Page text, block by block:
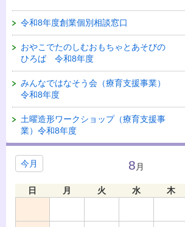
令和8年度創業個別相談窓口
おやこでたのしむおもちゃとあそびの
ひろば 令和8年度
みんなではなそう会（療育支援事業）
令和8年度
土曜造形ワークショップ（療育支援事
業）令和8年度
今月 8 月
日 月 火 水 木